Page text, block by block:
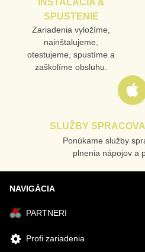
INŠTALÁCIA &
SPUSTENIE
Zariadenia vyložíme,
nainštalujeme,
otestujeme, spustíme a
zaškolíme obsluhu.
SLUŽBY
Ponúkame služby
plnenia nápojov a
NAVIGÁCIA
PARTNERI
Profi zariadenia